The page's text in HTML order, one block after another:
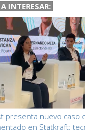
INTERESAR:
presenta nuevo caso
en Statkraft: